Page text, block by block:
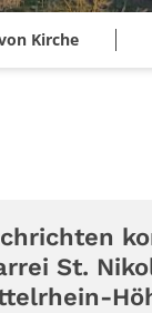
Kirche
St.